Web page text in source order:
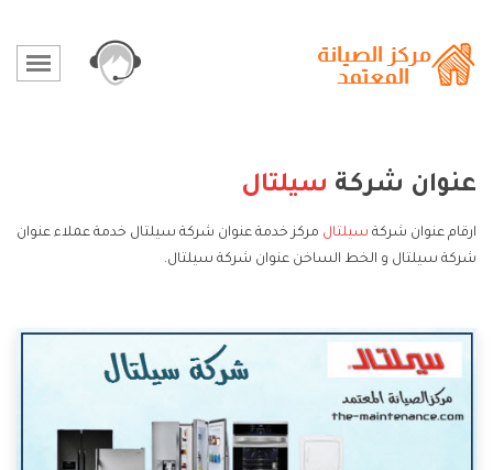
عنوان شركة سيلتال
ارقام عنوان شركة سيلتال مركز خدمة عنوان شركة سيلتال خدمة عملاء عنوان
شركة سيلتال و الخط الساخن عنوان شركة سيلتال.